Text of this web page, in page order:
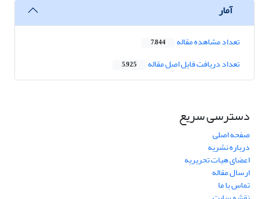
آمار
تعداد مشاهده مقاله 7,844
تعداد دریافت فایل اصل مقاله 5,925
دسترسی سریع
صفحه اصلی
درباره نشریه
اعضای هیات تحریریه
ارسال مقاله
تماس با ما